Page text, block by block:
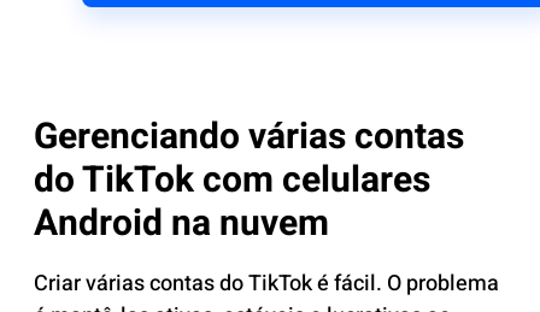
Gerenciando várias contas
do TikTok com celulares
Android na nuvem
Criar várias contas do TikTok é fácil. O problema